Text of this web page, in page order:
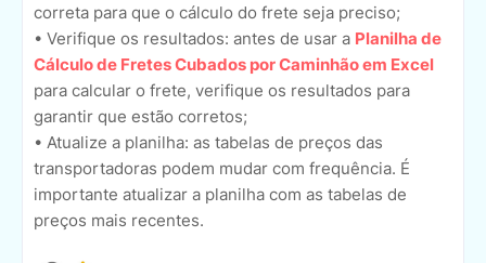
correta para que o cálculo do frete seja preciso;
• Verifique os resultados: antes de usar a Planilha de
Cálculo de Fretes Cubados por Caminhão em Excel
para calcular o frete, verifique os resultados para
garantir que estão corretos;
• Atualize a planilha: as tabelas de preços das
transportadoras podem mudar com frequência. É
importante atualizar a planilha com as tabelas de
preços mais recentes.